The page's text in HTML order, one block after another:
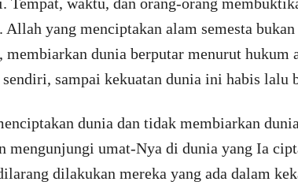
yang menciptakan alam semesta
dunia berputar menurut hukum
sampai kekuatan dunia ini habis lalu
dunia dan tidak membiarkan
mengunjungi umat-Nya di dunia yang Ia
dilakukan mereka yang ada dalam